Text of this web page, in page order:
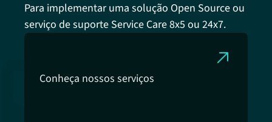
Para implementar uma solução Open Source ou
serviço de suporte Service Care 8x5 ou 24x7.
Conheça nossos serviços